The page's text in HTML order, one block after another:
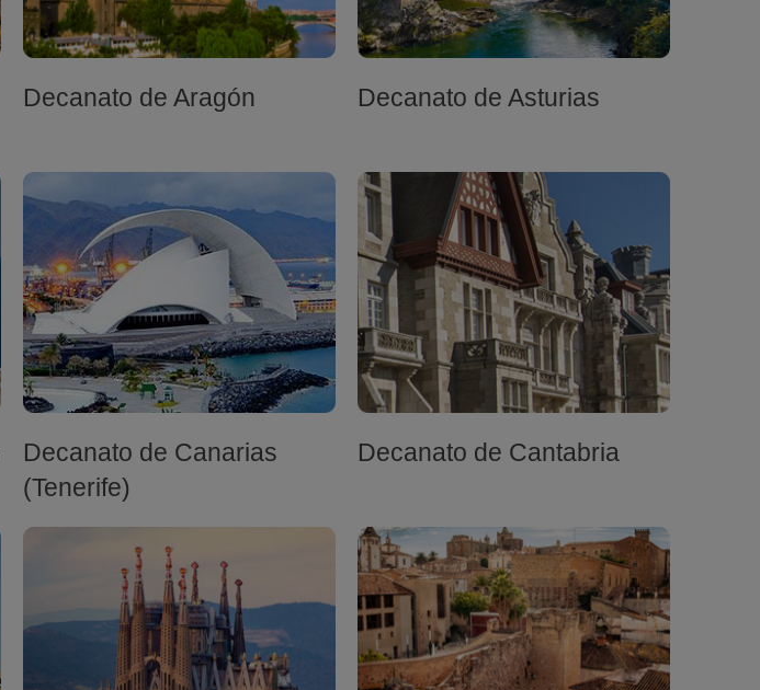
Decanato de Aragón Decanato de Asturias
Decanato de Canarias
(Tenerife)
Decanato de Cantabria